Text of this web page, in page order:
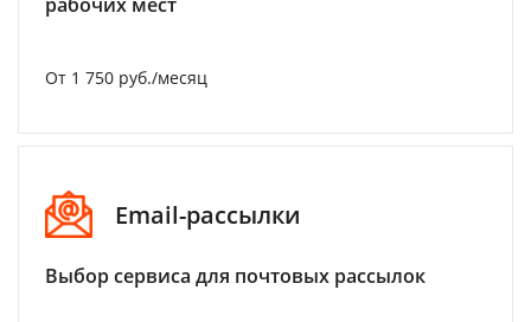
От 1 750 руб./месяц
Email-рассылки
Выбор сервиса для почтовых рассылок